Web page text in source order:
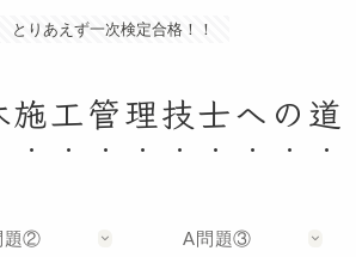
とりあえず一次検定合格！！
施工管理技士への道
題② A問題③